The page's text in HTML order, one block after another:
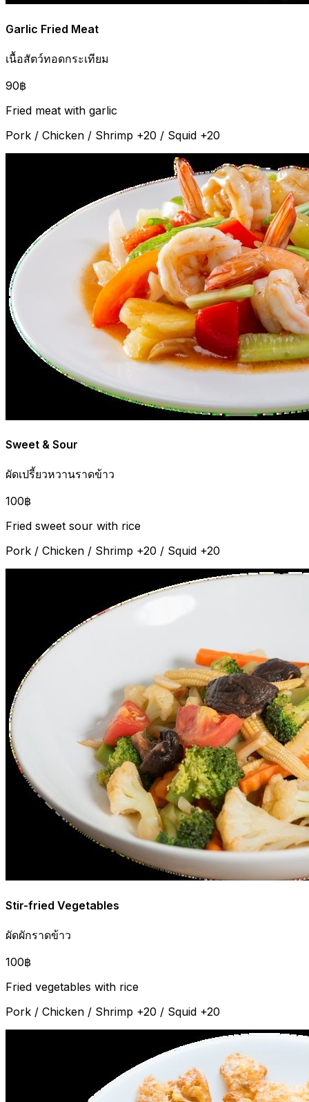
Garlic Fried Meat
เนื้อสัตว์ทอดกระเทียม
90฿
Fried meat with garlic
Pork / Chicken / Shrimp +20 / Squid +20
Sweet & Sour
ผัดเปรี้ยวหวานราดข้าว
100฿
Fried sweet sour with rice
Pork / Chicken / Shrimp +20 / Squid +20
Stir-fried Vegetables
ผัดผักราดข้าว
100฿
Fried vegetables with rice
Pork / Chicken / Shrimp +20 / Squid +20